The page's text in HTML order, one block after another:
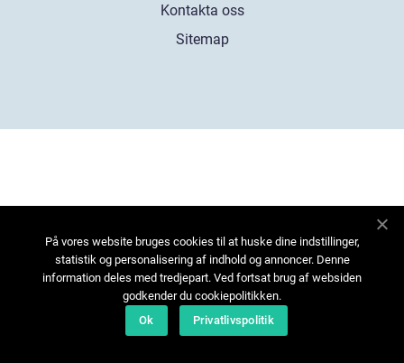
Kontakta oss
Sitemap
På vores website bruges cookies til at huske dine indstillinger,
statistik og personalisering af indhold og annoncer. Denne
information deles med tredjepart. Ved fortsat brug af websiden
godkender du cookiepolitikken.
Ok
Privatlivspolitik